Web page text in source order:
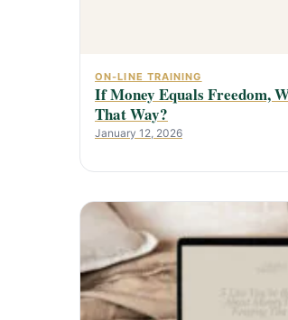
ON-LINE TRAINING
If Money Equals Freedom,
That Way?
January 12, 2026